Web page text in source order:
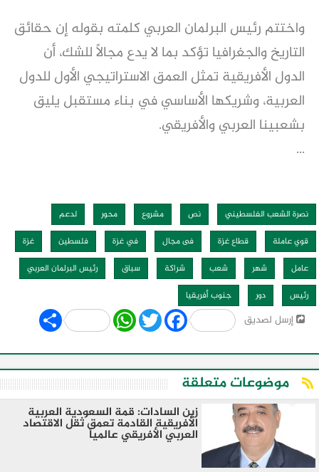
واختتم رئيس البرلمان العربي كلمته بقوله إن حقائق
التاريخ والجغرافيا تؤكد بما لا يدع مجالاً للشك، أن
الدول الأفريقية تمثل العمق الاستراتيجي الأول للدول
العربية، وشريكها الأساسي في بناء مستقبل يليق
بشعبينا العربي والأفريقي.
...
نصرة الشعب الفلسطيني نص مشروع محور
لدعم
قوي عاملة
قطاع غزة فى مجال في غزة فلسطين
غزة
عامل
شهر شعب شراكة سباق
رئيس البرلمان العربي
رئيس
دور جنوب أفريقيا
إرسل لصديق Share WhatsApp
Twitter Facebook
موضوعات متعلقة
زين السادات: قمة السعودية العربية
الأفريقية القادمة تعمق ثقل الاقتصاد
العربي الأفريقي عالمياً